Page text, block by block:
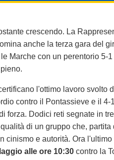
crescendo. La
anche la terza gara del
Marche con un perentorio 5-
l'ottimo lavoro svolto
contro il Pontassieve e il 4-
forza. Dodici reti segnate in
di un gruppo che, partita
cinismo e autorità. Ora l'ultimo
alle ore 10:30 contro la